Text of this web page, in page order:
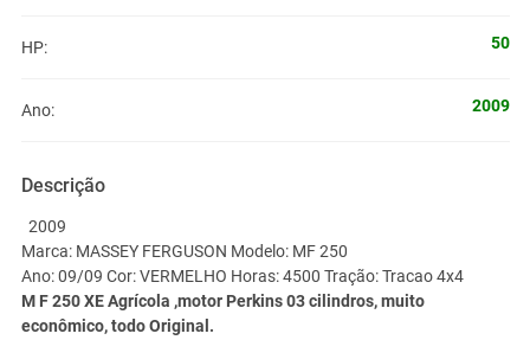
HP: 50
Ano: 2009
Descrição
2009
Marca: MASSEY FERGUSON Modelo: MF 250
Ano: 09/09 Cor: VERMELHO Horas: 4500 Tração: Tracao 4x4
M F 250 XE Agrícola ,motor Perkins 03 cilindros, muito
econômico, todo Original.